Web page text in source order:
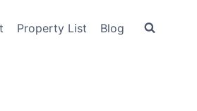
Property List Blog